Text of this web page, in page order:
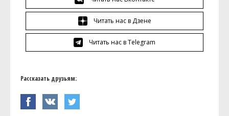
Читать нас в Дзене
Читать нас в Telegram
Рассказать друзьям: